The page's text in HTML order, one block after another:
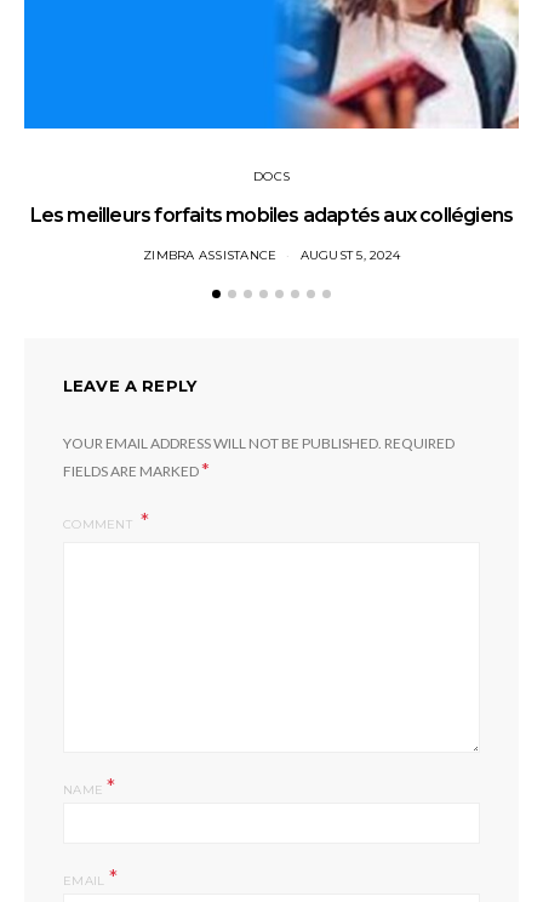
DOCS
Les meilleurs forfaits mobiles adaptés aux collégiens
ZIMBRA ASSISTANCE AUGUST 5, 2024
LEAVE A REPLY
YOUR EMAIL ADDRESS WILL NOT BE PUBLISHED. REQUIRED
FIELDS ARE MARKED*
COMMENT
NAME*
EMAIL *